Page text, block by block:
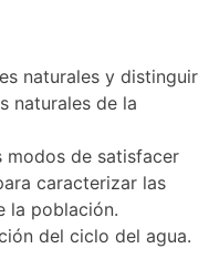
naturales y distinguir
naturales de la
modos de satisfacer
caracterizar las
la población.
del ciclo del agua.